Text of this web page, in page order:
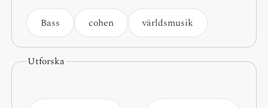
Bass cohen världsmusik
Utforska